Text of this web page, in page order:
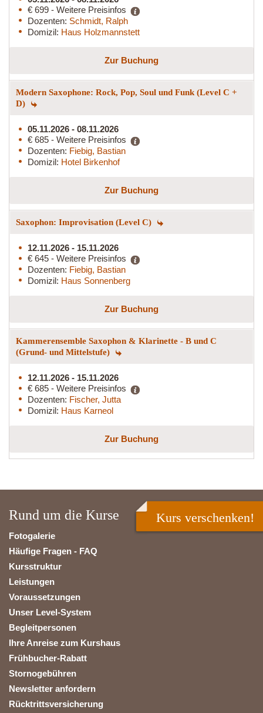
€ 699 - Weitere Preisinfos
Dozenten: Schmidt, Ralph
Domizil: Haus Holzmannstett
Zur Buchung
Modern Saxophone: Rock, Pop, Soul und Funk (Level C +
D)
05.11.2026 - 08.11.2026
€ 685 - Weitere Preisinfos
Dozenten: Fiebig, Bastian
Domizil: Hotel Birkenhof
Zur Buchung
Saxophon: Improvisation (Level C)
12.11.2026 - 15.11.2026
€ 645 - Weitere Preisinfos
Dozenten: Fiebig, Bastian
Domizil: Haus Sonnenberg
Zur Buchung
Kammerensemble Saxophon & Klarinette - B und C
(Grund- und Mittelstufe)
12.11.2026 - 15.11.2026
€ 685 - Weitere Preisinfos
Dozenten: Fischer, Jutta
Domizil: Haus Karneol
Zur Buchung
Rund um die Kurse
Fotogalerie
Häufige Fragen - FAQ
Kursstruktur
Leistungen
Voraussetzungen
Unser Level-System
Begleitpersonen
Ihre Anreise zum Kurshaus
Frühbucher-Rabatt
Stornogebühren
Newsletter anfordern
Rücktrittsversicherung
Kurs verschenken!